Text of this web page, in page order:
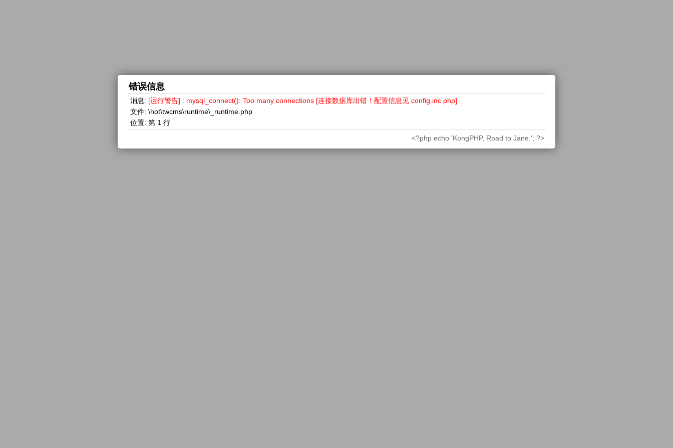
错误信息
消息: [运行警告] : mysql_connect(): Too many connections [连接数据库出错！配置信息见 config.inc.php]
文件: \hot\twcms\runtime\_runtime.php
位置: 第 1 行
<?php echo 'KongPHP, Road to Jane.'; ?>